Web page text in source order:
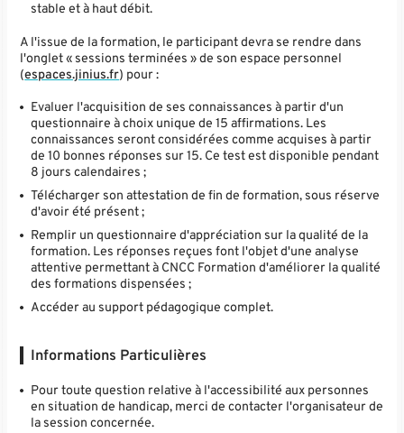
stable et à haut débit.
A l'issue de la formation, le participant devra se rendre dans
l'onglet « sessions terminées » de son espace personnel
(espaces.jinius.fr) pour :
Evaluer l'acquisition de ses connaissances à partir d'un
questionnaire à choix unique de 15 affirmations. Les
connaissances seront considérées comme acquises à partir
de 10 bonnes réponses sur 15. Ce test est disponible pendant
8 jours calendaires ;
Télécharger son attestation de fin de formation, sous réserve
d'avoir été présent ;
Remplir un questionnaire d'appréciation sur la qualité de la
formation. Les réponses reçues font l'objet d'une analyse
attentive permettant à CNCC Formation d'améliorer la qualité
des formations dispensées ;
Accéder au support pédagogique complet.
Informations Particulières
Pour toute question relative à l'accessibilité aux personnes
en situation de handicap, merci de contacter l'organisateur de
la session concernée.